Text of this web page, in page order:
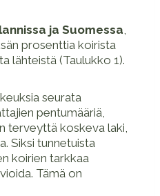
ja Suomessa
prosenttia koirista
lähteistä (Taulukko 1).
seurata
pentumääriä,
terveyttä koskeva laki,
Siksi tunnetuista
koirien tarkkaa
Tämä on